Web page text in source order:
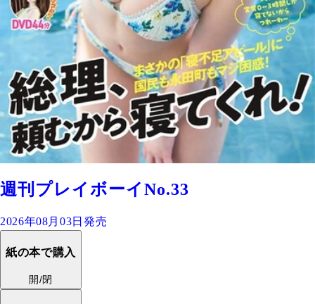
週刊プレイボーイNo.33
2026年08月03日発売
紙の本で購入
開/閉